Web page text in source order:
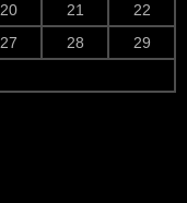
20 21
22
27 28
29